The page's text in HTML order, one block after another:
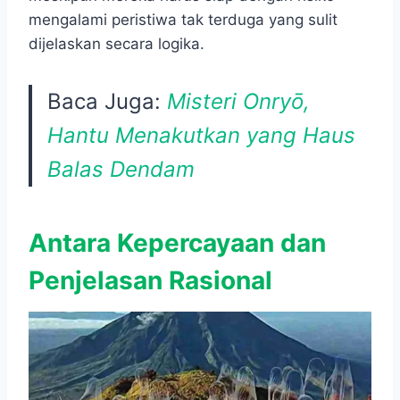
mengalami peristiwa tak terduga yang sulit
dijelaskan secara logika.
Baca Juga: Misteri Onryō,
Hantu Menakutkan yang Haus
Balas Dendam
Antara Kepercayaan dan
Penjelasan Rasional